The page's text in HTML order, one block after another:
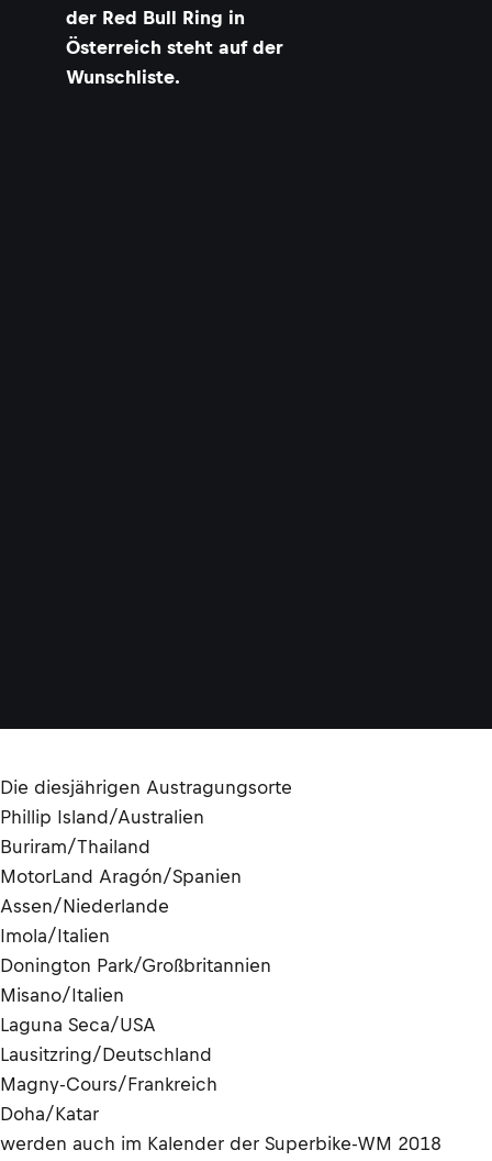
der Red Bull Ring in
Österreich steht auf der
Wunschliste.
Die diesjährigen Austragungsorte
Phillip Island/Australien
Buriram/Thailand
MotorLand Aragón/Spanien
Assen/Niederlande
Imola/Italien
Donington Park/Großbritannien
Misano/Italien
Laguna Seca/USA
Lausitzring/Deutschland
Magny-Cours/Frankreich
Doha/Katar
werden auch im Kalender der Superbike-WM 2018